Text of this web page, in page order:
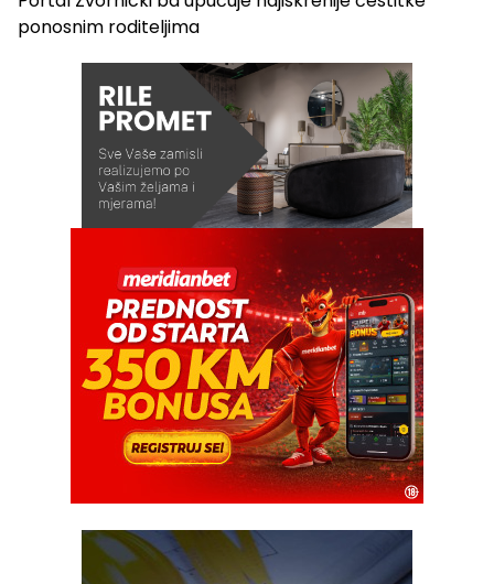
ponosnim roditeljima